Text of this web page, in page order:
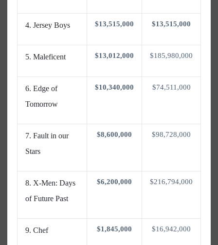
Jersey Boys $13,515,000 $13,515,000
Maleficent $13,012,000 $185,980,000
Edge of
Tomorrow
$10,340,000 $74,511,000
Fault in our
Stars
$8,600,000 $98,728,000
X-Men: Days
of Future Past
$6,200,000 $216,794,000
Chef $1,845,000 $16,942,000